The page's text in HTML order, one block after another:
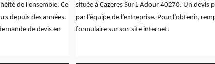
de l'ensemble. Ce
depuis des années.
de devis en
située à Cazeres Sur L Adour 40270. Un devis
par l’équipe de l’entreprise. Pour l’obtenir,
formulaire sur son site internet.